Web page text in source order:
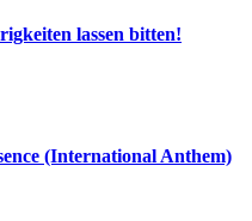
lassen bitten!
(International Anthem)